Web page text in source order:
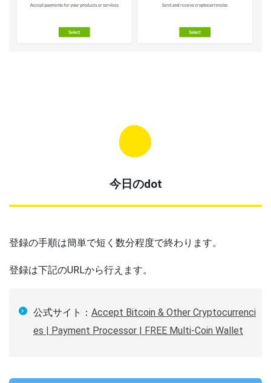
今日のdot
登録の手順は簡単で短く数分程度で終わります。
登録は下記のURLから行えます。
公式サイト： Accept Bitcoin & Other Cryptocurrenci
es | Payment Processor | FREE Multi-Coin Wallet